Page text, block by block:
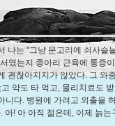
나는 "그냥 문고리에 쇠사슬
였는지 종아리 근육에 통증
괜찮아지지가 않았다. 그 와
약도 타 먹고, 물리치료도 받
니다. 병원에 가려고 외출을
! 아 아직 젊은데, 이제 늙는